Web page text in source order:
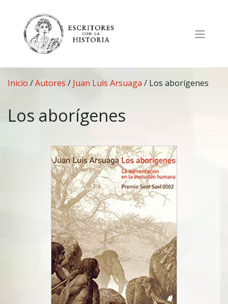
contenido
Inicio /Autores / Juan Luis Arsuaga / Los aborígenes
Los aborígenes